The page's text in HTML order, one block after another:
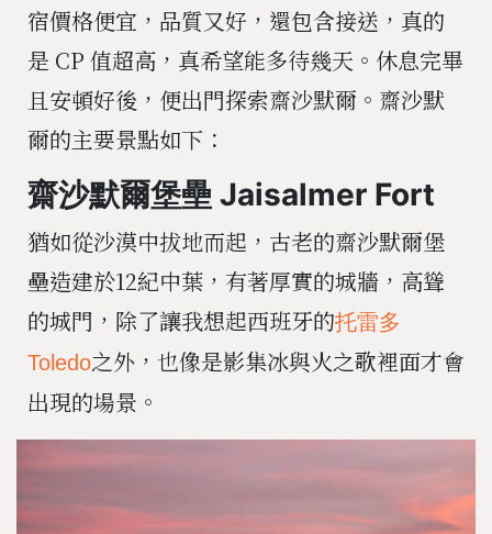
宿價格便宜，品質又好，還包含接送，真的
是 CP 值超高，真希望能多待幾天。休息完畢
且安頓好後，便出門探索齋沙默爾。齋沙默
爾的主要景點如下：
齋沙默爾堡壘 Jaisalmer Fort
猶如從沙漠中拔地而起，古老的齋沙默爾堡
壘造建於12紀中葉，有著厚實的城牆，高聳
的城門，除了讓我想起西班牙的托雷多
Toledo之外，也像是影集冰與火之歌裡面才會
出現的場景。